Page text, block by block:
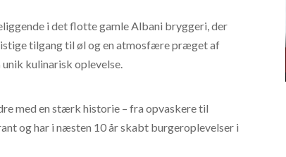
i det flotte gamle Albani bryggeri, der
tilgang til øl og en atmosfære præget af
kulinarisk oplevelse.
med en stærk historie – fra opvaskere til
og har i næsten 10 år skabt burgeroplevelser i